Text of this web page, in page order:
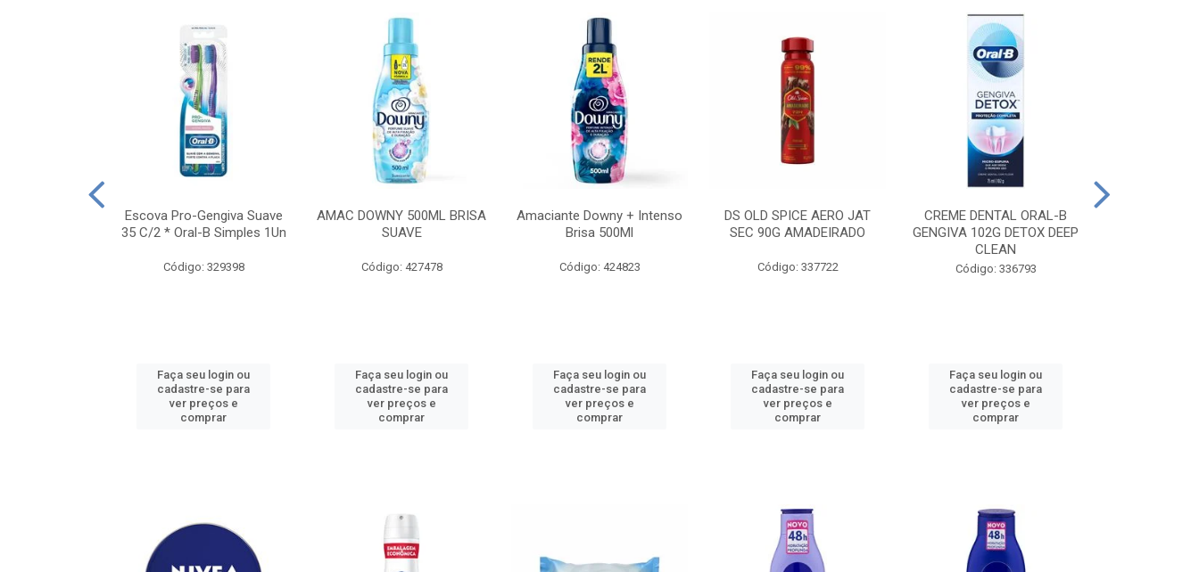
Escova Pro-Gengiva Suave
35 C/2 * Oral-B Simples 1Un
Código: 329398
Faça seu login ou
cadastre-se para
ver preços e
comprar
AMAC DOWNY 500ML BRISA
SUAVE
Código: 427478
Faça seu login ou
cadastre-se para
ver preços e
comprar
Amaciante Downy + Intenso
Brisa 500Ml
Código: 424823
Faça seu login ou
cadastre-se para
ver preços e
comprar
DS OLD SPICE AERO JAT
SEC 90G AMADEIRADO
Código: 337722
Faça seu login ou
cadastre-se para
ver preços e
comprar
CREME DENTAL ORAL-B
GENGIVA 102G DETOX DEEP
CLEAN
Código: 336793
Faça seu login ou
cadastre-se para
ver preços e
comprar